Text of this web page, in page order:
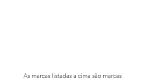
As marcas listadas a cima são marcas